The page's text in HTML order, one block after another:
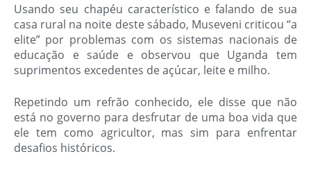
Usando seu chapéu característico e falando de sua
casa rural na noite deste sábado, Museveni criticou “a
elite” por problemas com os sistemas nacionais de
educação e saúde e observou que Uganda tem
suprimentos excedentes de açúcar, leite e milho.
Repetindo um refrão conhecido, ele disse que não
está no governo para desfrutar de uma boa vida que
ele tem como agricultor, mas sim para enfrentar
desafios históricos.